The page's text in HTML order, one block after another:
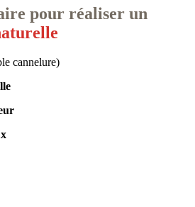
pour réaliser un
cannelure)